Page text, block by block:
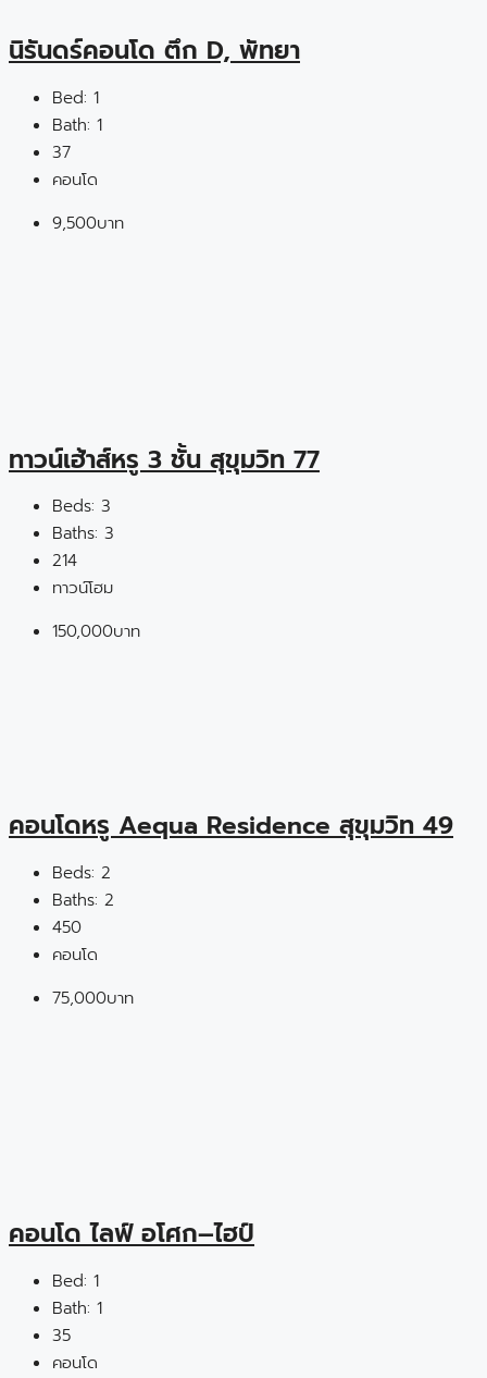
นิรันดร์คอนโด ตึก D, พัทยา
Bed: 1
Bath: 1
37
คอนโด
9,500บาท
ทาวน์เฮ้าส์หรู 3 ชั้น สุขุมวิท 77
Beds: 3
Baths: 3
214
ทาวน์โฮม
150,000บาท
คอนโดหรู Aequa Residence สุขุมวิท 49
Beds: 2
Baths: 2
450
คอนโด
75,000บาท
คอนโด ไลฟ์ อโศก–ไฮป์
Bed: 1
Bath: 1
35
คอนโด